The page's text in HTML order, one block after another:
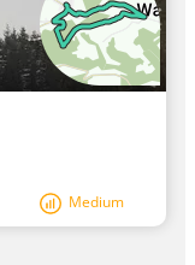
Medium